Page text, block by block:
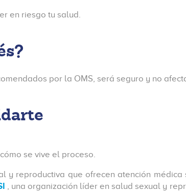
en riesgo tu salud.
por la OMS, será seguro y no
se vive el proceso.
y reproductiva que ofrecen atención
, una organización líder en salud sexual y